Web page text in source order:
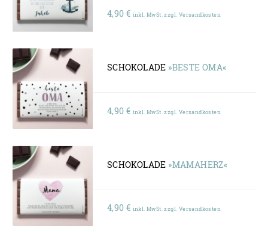
4,90 € inkl. MwSt. zzgl. Versandkosten
SCHOKOLADE »BESTE OMA«
4,90 € inkl. MwSt. zzgl. Versandkosten
SCHOKOLADE »MAMAHERZ«
4,90 € inkl. MwSt. zzgl. Versandkosten